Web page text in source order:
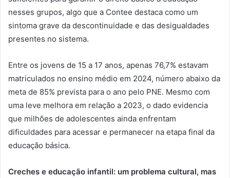
nesses grupos, algo que a Contee destaca como um
sintoma grave da descontinuidade e das desigualdades
presentes no sistema.
Entre os jovens de 15 a 17 anos, apenas 76,7% estavam
matriculados no ensino médio em 2024, número abaixo da
meta de 85% prevista para o ano pelo PNE. Mesmo com
uma leve melhora em relação a 2023, o dado evidencia
que milhões de adolescentes ainda enfrentam
dificuldades para acessar e permanecer na etapa final da
educação básica.
Creches e educação infantil: um problema cultural, mas